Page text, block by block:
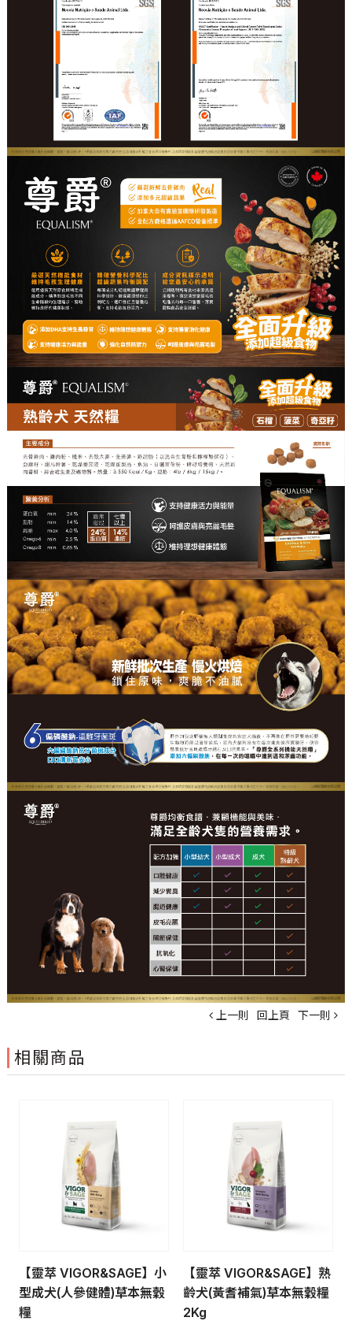
上一則 回上頁 下一則
相關商品
【靈萃 VIGOR&SAGE】小
型成犬(人參健體)草本無穀
糧
【靈萃 VIGOR&SAGE】熟
齡犬(黃耆補氣)草本無穀糧
2Kg